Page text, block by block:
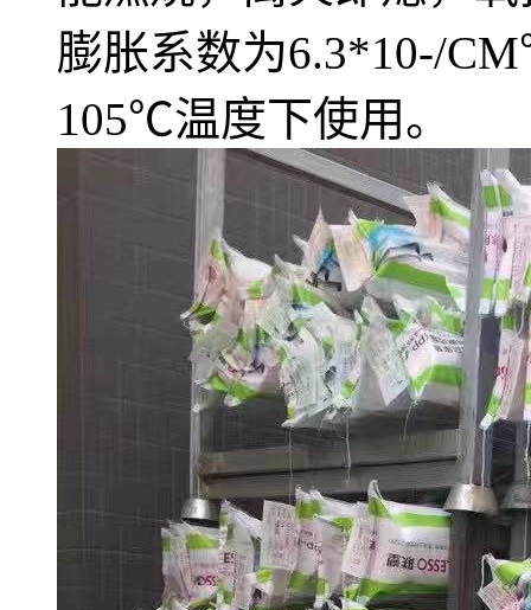
膨胀系数为6.3*10-/
105℃温度下使用。